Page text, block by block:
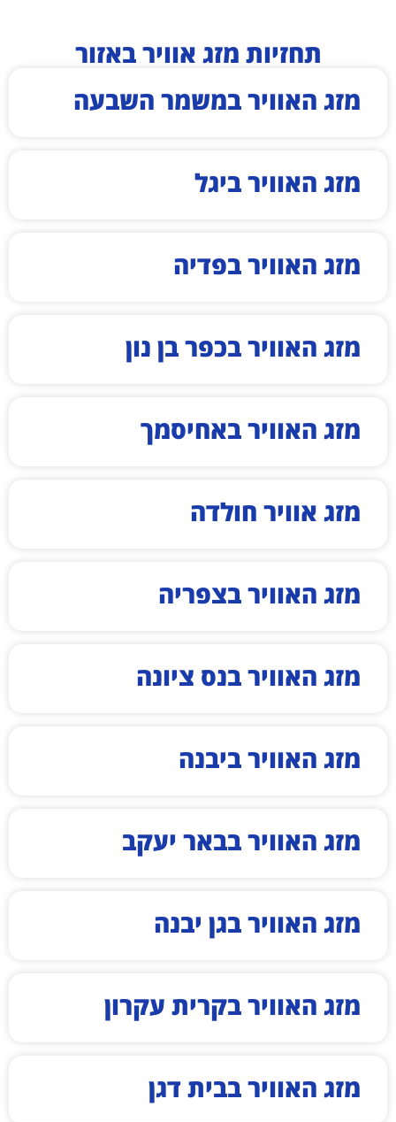
תחזיות מזג אוויר באזור
מזג האוויר במשמר השבעה
מזג האוויר ביגל
מזג האוויר בפדיה
מזג האוויר בכפר בן נון
מזג האוויר באחיסמך
מזג אוויר חולדה
מזג האוויר בצפריה
מזג האוויר בנס ציונה
מזג האוויר ביבנה
מזג האוויר בבאר יעקב
מזג האוויר בגן יבנה
מזג האוויר בקרית עקרון
מזג האוויר בבית דגן